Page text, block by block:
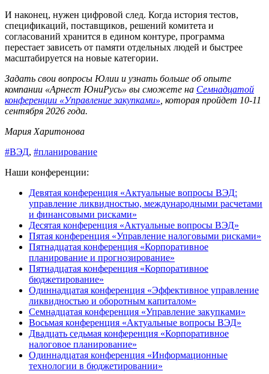
И наконец, нужен цифровой след. Когда история тестов,
спецификаций, поставщиков, решений комитета и
согласований хранится в едином контуре, программа
перестает зависеть от памяти отдельных людей и быстрее
масштабируется на новые категории.
Задать свои вопросы Юлии и узнать больше об опыте
компании «Арнест ЮниРусь» вы сможете на Семнадцатой
конференции «Управление закупками» , которая пройдет 10-11
сентября 2026 года.
Мария Харитонова
#ВЭД, #планирование
Наши конференции:
Девятая конференция «Актуальные вопросы ВЭД:
управление ликвидностью, международными расчетами
и финансовыми рисками»
Десятая конференция «Актуальные вопросы ВЭД»
Пятая конференция «Управление налоговыми рисками»
Пятнадцатая конференция «Корпоративное
планирование и прогнозирование»
Пятнадцатая конференция «Корпоративное
бюджетирование»
Одиннадцатая конференция «Эффективное управление
ликвидностью и оборотным капиталом»
Семнадцатая конференция «Управление закупками»
Восьмая конференция «Актуальные вопросы ВЭД»
Двадцать седьмая конференция «Корпоративное
налоговое планирование»
Одиннадцатая конференция «Информационные
технологии в бюджетировании»